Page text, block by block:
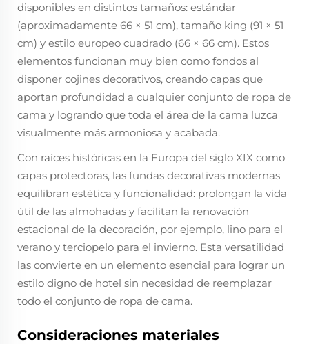
disponibles en distintos tamaños: estándar
(aproximadamente 66 × 51 cm), tamaño king (91 × 51
cm) y estilo europeo cuadrado (66 × 66 cm). Estos
elementos funcionan muy bien como fondos al
disponer cojines decorativos, creando capas que
aportan profundidad a cualquier conjunto de ropa de
cama y logrando que toda el área de la cama luzca
visualmente más armoniosa y acabada.
Con raíces históricas en la Europa del siglo XIX como
capas protectoras, las fundas decorativas modernas
equilibran estética y funcionalidad: prolongan la vida
útil de las almohadas y facilitan la renovación
estacional de la decoración, por ejemplo, lino para el
verano y terciopelo para el invierno. Esta versatilidad
las convierte en un elemento esencial para lograr un
estilo digno de hotel sin necesidad de reemplazar
todo el conjunto de ropa de cama.
Consideraciones materiales